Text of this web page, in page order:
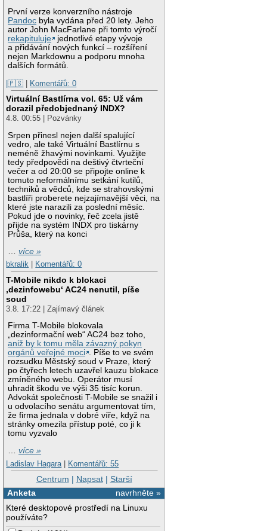
První verze konverzního nástroje
Pandoc byla vydána před 20 lety. Jeho
autor John MacFarlane při tomto výročí
rekapituluje
jednotlivé etapy vývoje
a přidávání nových funkcí – rozšíření
nejen Markdownu a podporu mnoha
dalších formátů.
|🇵🇸 | Komentářů: 0
Virtuální Bastlírna vol. 65: Už vám
dorazil předobjednaný INDX?
4.8. 00:55 | Pozvánky
Srpen přinesl nejen další spalující
vedro, ale také Virtuální Bastlírnu s
neméně žhavými novinkami. Využijte
tedy předpovědi na deštivý čtvrteční
večer a od 20:00 se připojte online k
tomuto neformálnímu setkání kutilů,
techniků a vědců, kde se strahovskými
bastlíři proberete nejzajímavější věci, na
které jste narazili za poslední měsíc.
Pokud jde o novinky, řeč zcela jistě
přijde na systém INDX pro tiskárny
Průša, který na konci
…více »
bkralik
Komentářů: 0
T-Mobile nikdo k blokaci
‚dezinfowebu‘ AC24 nenutil, píše
soud
3.8. 17:22 | Zajímavý článek
Firma T-Mobile blokovala
„dezinformační web“ AC24 bez toho,
aniž by k tomu měla závazný pokyn
orgánů veřejné moci . Píše to ve svém
rozsudku Městský soud v Praze, který
po čtyřech letech uzavřel kauzu blokace
zmíněného webu. Operátor musí
uhradit škodu ve výši 35 tisíc korun.
Advokát společnosti T-Mobile se snažil i
u odvolacího senátu argumentovat tím,
že firma jednala v dobré víře, když na
stránky omezila přístup poté, co ji k
tomu vyzvalo
…více »
Ladislav Hagara | Komentářů: 55
Centrum | Napsat| Starší
navrhněte »
Anketa
Které desktopové prostředí na Linuxu
používáte?